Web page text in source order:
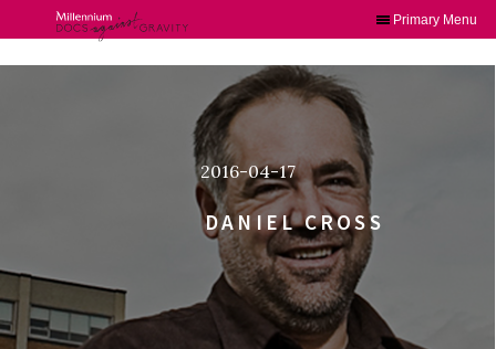
Primary Menu
2016-04-17
DANIEL CROSS